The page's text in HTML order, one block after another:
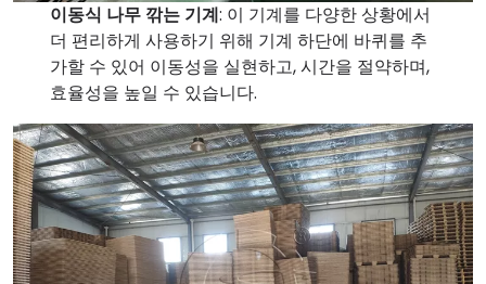
이동식 나무 깎는 기계: 이 기계를 다양한 상황에서
더 편리하게 사용하기 위해 기계 하단에 바퀴를 추
가할 수 있어 이동성을 실현하고, 시간을 절약하며,
효율성을 높일 수 있습니다.